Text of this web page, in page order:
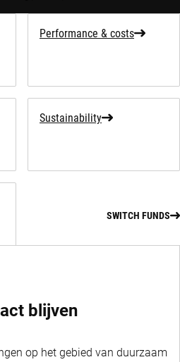
Performance & costs
Sustainability
SWITCH FUNDS
blijven
op het gebied van duurzaam